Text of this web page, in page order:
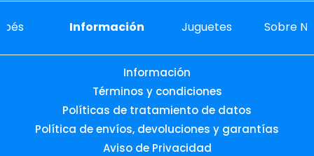
Información Juguetes Sobre
Información
Términos y condiciones
Políticas de tratamiento de datos
Política de envíos, devoluciones y garantías
Aviso de Privacidad